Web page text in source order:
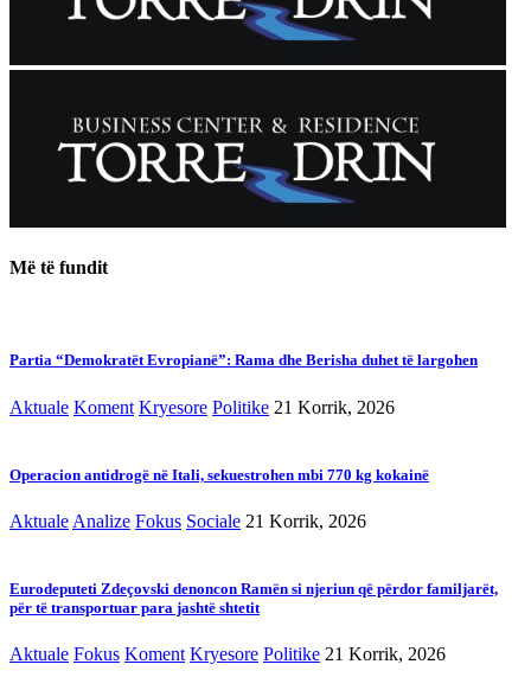
Më të fundit
Partia “Demokratët Evropianë”: Rama dhe Berisha duhet të largohen
Aktuale Koment Kryesore Politike 21 Korrik, 2026
Operacion antidrogë në Itali, sekuestrohen mbi 770 kg kokainë
Aktuale Analize Fokus Sociale 21 Korrik, 2026
Eurodeputeti Zdeçovski denoncon Ramën si njeriun që përdor familjarët,
për të transportuar para jashtë shtetit
Aktuale Fokus Koment Kryesore Politike 21 Korrik, 2026